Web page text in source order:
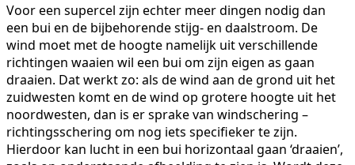
Voor een supercel zijn echter meer dingen nodig dan
een bui en de bijbehorende stijg- en daalstroom. De
wind moet met de hoogte namelijk uit verschillende
richtingen waaien wil een bui om zijn eigen as gaan
draaien. Dat werkt zo: als de wind aan de grond uit het
zuidwesten komt en de wind op grotere hoogte uit het
noordwesten, dan is er sprake van windschering –
richtingsschering om nog iets specifieker te zijn.
Hierdoor kan lucht in een bui horizontaal gaan ‘draaien’,